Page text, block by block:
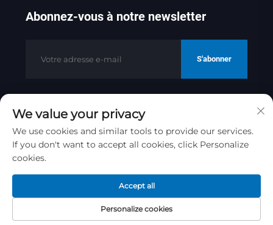
Abonnez-vous à notre newsletter
S'abonner
Copyright © 2025 par Jinan Golden
Bridge Precision Machinery Co.ltd
Politique de confidentialité
Remonter en haut
We value your privacy
We use cookies and similar tools to provide our services.
If you don't want to accept all cookies, click Personalize
cookies.
Personalize cookies
Accept all